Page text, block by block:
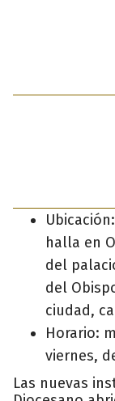
halla en
del
del
ciudad,
Horario:
viernes,
Las nuevas